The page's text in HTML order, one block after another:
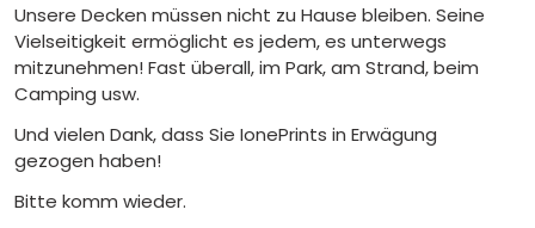
Unsere Decken müssen nicht zu Hause bleiben. Seine
Vielseitigkeit ermöglicht es jedem, es unterwegs
mitzunehmen! Fast überall, im Park, am Strand, beim
Camping usw.
Und vielen Dank, dass Sie IonePrints in Erwägung
gezogen haben!
Bitte komm wieder.